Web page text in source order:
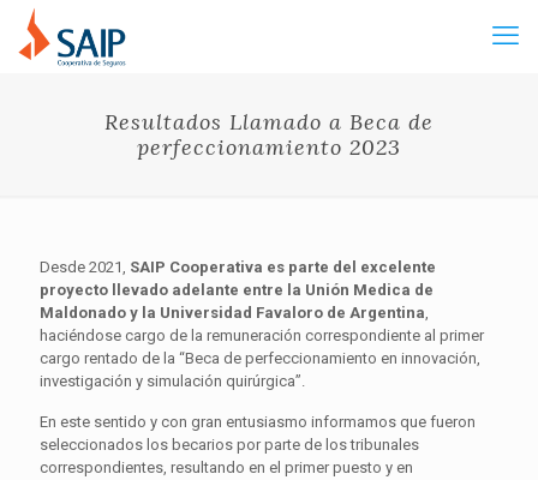
Resultados Llamado a Beca de
perfeccionamiento 2023
Desde 2021, SAIP Cooperativa es parte del excelente
proyecto llevado adelante entre la Unión Medica de
Maldonado y la Universidad Favaloro de Argentina,
haciéndose cargo de la remuneración correspondiente al primer
cargo rentado de la “Beca de perfeccionamiento en innovación,
investigación y simulación quirúrgica”.
En este sentido y con gran entusiasmo informamos que fueron
seleccionados los becarios por parte de los tribunales
correspondientes, resultando en el primer puesto y en